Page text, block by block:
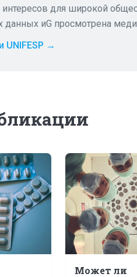
интересов для широкой
иG просмотрена
UNIFESP →
Может ли